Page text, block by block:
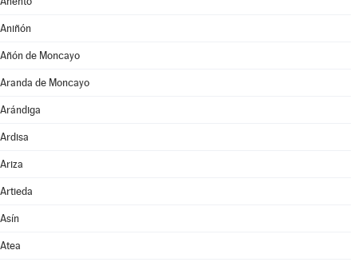
Aniñón
Añón de Moncayo
Aranda de Moncayo
Arándiga
Ardisa
Ariza
Artieda
Asín
Atea